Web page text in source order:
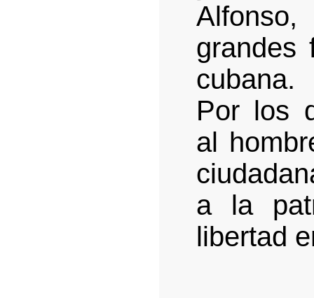
grandes
Por los
al
a la
libertad